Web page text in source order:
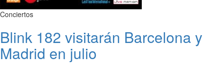
Conciertos
Blink 182 visitarán Barcelona y
Madrid en julio